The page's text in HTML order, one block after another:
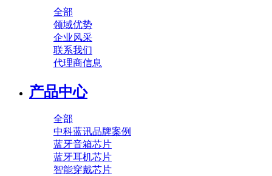
全部
领域优势
企业风采
联系我们
代理商信息
产品中心
全部
中科蓝讯品牌案例
蓝牙音箱芯片
蓝牙耳机芯片
智能穿戴芯片